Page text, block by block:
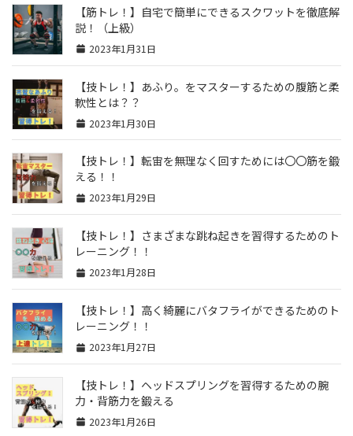
【筋トレ！】自宅で簡単にできるスクワットを徹底解
説！（上級）
2023年1月31日
【技トレ！】あふり。をマスターするための腹筋と柔
軟性とは？？
2023年1月30日
【技トレ！】転宙を無理なく回すためには〇〇筋を鍛
える！！
2023年1月29日
【技トレ！】さまざまな跳ね起きを習得するためのト
レーニング！！
2023年1月28日
【技トレ！】高く綺麗にバタフライができるためのト
レーニング！！
2023年1月27日
【技トレ！】ヘッドスプリングを習得するための腕
力・背筋力を鍛える
2023年1月26日